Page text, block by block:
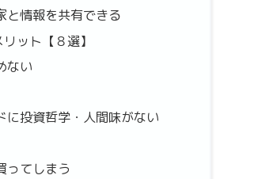
と情報を共有できる
ット【８選】
ない
に投資哲学・人間味がない
ってしまう